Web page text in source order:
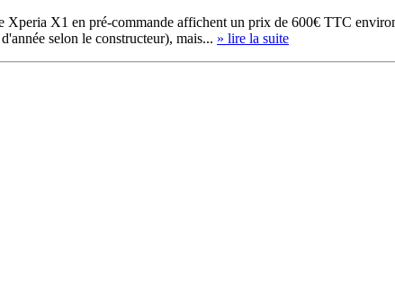
Xperia X1 en pré-commande affichent un prix de 600€ TTC
selon le constructeur), mais... » lire la suite